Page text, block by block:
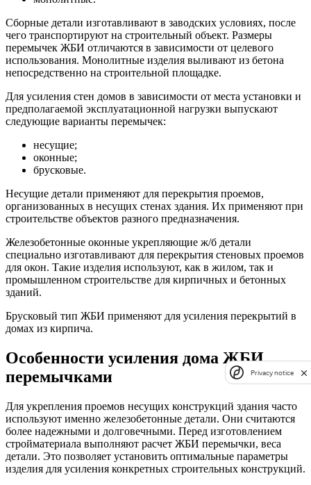
Сборные детали изготавливают в заводских условиях, после
чего транспортируют на строительный объект. Размеры
перемычек ЖБИ отличаются в зависимости от целевого
использования. Монолитные изделия выливают из бетона
непосредственно на строительной площадке.
Для усиления стен домов в зависимости от места установки и
предполагаемой эксплуатационной нагрузки выпускают
следующие варианты перемычек:
несущие;
оконные;
брусковые.
Несущие детали применяют для перекрытия проемов,
организованных в несущих стенах здания. Их применяют при
строительстве объектов разного предназначения.
Железобетонные оконные укрепляющие ж/б детали
специально изготавливают для перекрытия стеновых проемов
для окон. Такие изделия используют, как в жилом, так и
промышленном строительстве для кирпичных и бетонных
зданий.
Брусковый тип ЖБИ применяют для усиления перекрытий в
домах из кирпича.
Особенности усиления дома ЖБИ
перемычками
Для укрепления проемов несущих конструкций здания часто
используют именно железобетонные детали. Они считаются
более надежными и долговечными. Перед изготовлением
стройматериала выполняют расчет ЖБИ перемычки, веса
детали. Это позволяет установить оптимальные параметры
изделия для усиления конкретных строительных конструкций.
Privacy notice